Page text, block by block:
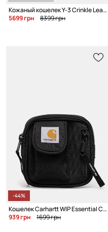
Кожаный кошелек Y-3 Crinkle Leather Wallet
5699 грн
8399 грн
-44%
Кошелек Carhartt WIP Essential Coin Wallet
939 грн
1699 грн